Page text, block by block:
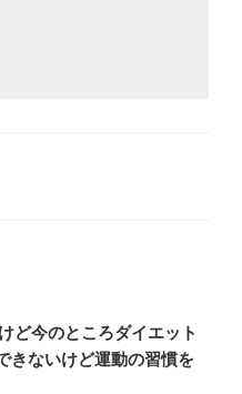
ど今のところダイエット
きないけど運動の習慣を